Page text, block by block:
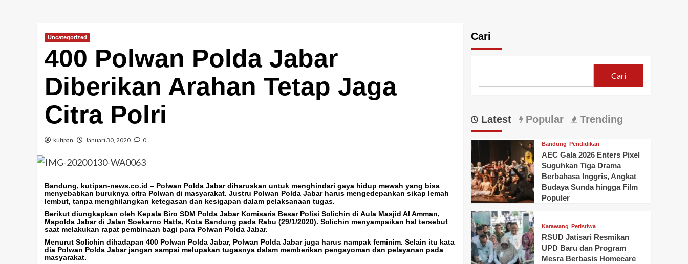
Uncategorized
400 Polwan Polda Jabar
Diberikan Arahan Tetap Jaga
Citra Polri
kutipan Januari 30, 2020 0
Bandung, kutipan-news.co.id – Polwan Polda Jabar diharuskan untuk menghindari gaya hidup mewah yang bisa
menyebabkan buruknya citra Polwan di masyarakat. Justru Polwan Polda Jabar harus mengedepankan sikap lemah
lembut, tanpa menghilangkan ketegasan dan kesigapan dalam pelaksanaan tugas.
Berikut diungkapkan oleh Kepala Biro SDM Polda Jabar Komisaris Besar Polisi Solichin di Aula Masjid Al Amman,
Mapolda Jabar di Jalan Soekarno Hatta, Kota Bandung pada Rabu (29/1/2020). Solichin menyampaikan hal tersebut
saat melakukan rapat pembinaan bagi para Polwan Polda Jabar.
Menurut Solichin dihadapan 400 Polwan Polda Jabar, Polwan Polda Jabar juga harus nampak feminim. Selain itu kata
dia Polwan Polda Jabar jangan sampai melupakan tugasnya dalam memberikan pengayoman dan pelayanan pada
masyarakat.
Cari
Cari
Latest Popular Trending
Bandung Pendidikan
AEC Gala 2026 Enters Pixel
Suguhkan Tiga Drama
Berbahasa Inggris, Angkat
Budaya Sunda hingga Film
Populer
Karawang Peristiwa
RSUD Jatisari Resmikan
UPD Baru dan Program
Mesra Berbasis Homecare